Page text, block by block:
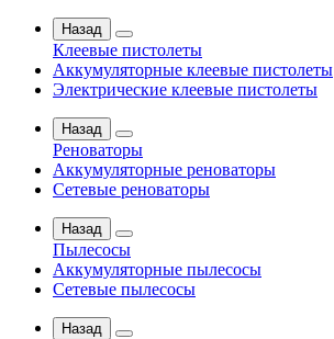
Назад
Клеевые пистолеты
Аккумуляторные клеевые пистолеты
Электрические клеевые пистолеты
Назад
Реноваторы
Аккумуляторные реноваторы
Сетевые реноваторы
Назад
Пылесосы
Аккумуляторные пылесосы
Сетевые пылесосы
Назад